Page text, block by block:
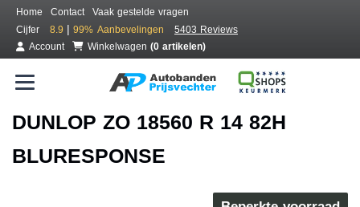
Home Contact
Vaak gestelde vragen
Cijfer
8.9 | 99% Aanbevelingen
5403 Reviews
Account
Winkelwagen (0 artikelen)
DUNLOP ZO 18560 R 14 82H
BLURESPONSE